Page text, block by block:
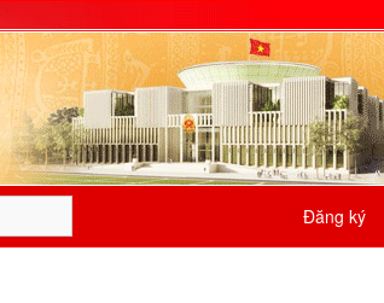
Đăng ký